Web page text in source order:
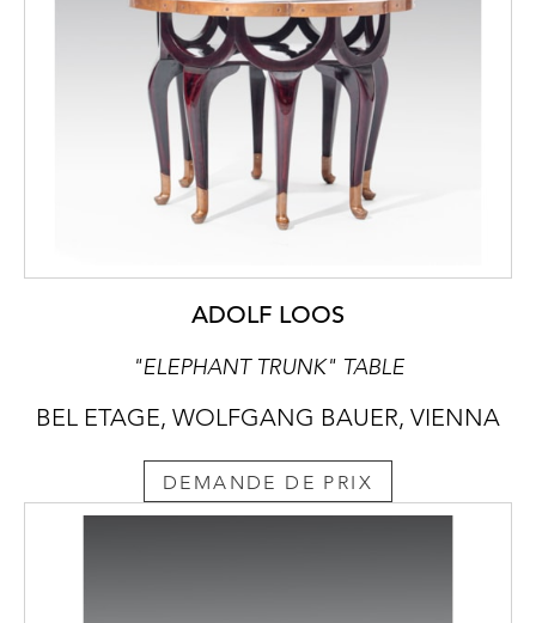
ADOLF LOOS
"ELEPHANT TRUNK" TABLE
BEL ETAGE, WOLFGANG BAUER, VIENNA
DEMANDE DE PRIX